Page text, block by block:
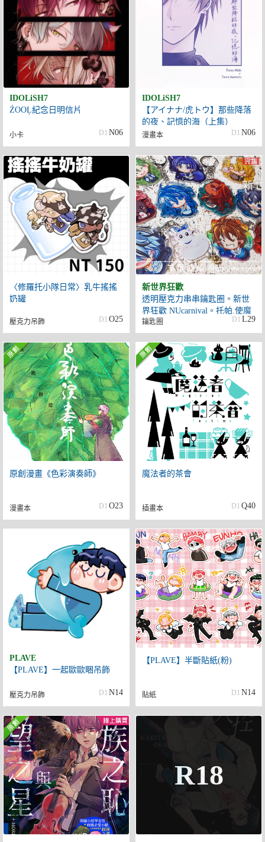
IDOLiSH7
ŹOOĻ紀念日明信片
小卡 D1 N06
IDOLiSH7
【アイナナ/虎トウ】那些降落
的夜、記憶的海（上集）
漫畫本 D1 N06
〈修羅托小隊日常〉乳牛搖搖
奶罐
壓克力吊飾 D1 O25
新世界狂歡
透明壓克力串串鑰匙圈。新世
界狂歡 NUcarnival。托帕.使魔
組.伊得.眷屬全員
鑰匙圈 D1 L29
原創漫畫《色彩演奏師》
漫畫本 D1 O23
魔法者的茶會
插畫本 D1 Q40
PLAVE
【PLAVE】一起歐歐睏吊飾
壓克力吊飾 D1 N14
【PLAVE】半斷貼紙(粉)
貼紙 D1 N14
R18